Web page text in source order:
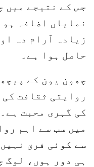
جس کے نتیجے میں
نمایاں اضافہ
زیادہ آرام دہ
حاصل ہوا ہے۔
چھون یون کے
روایتی ثقافت
کی گہری محبت
میں سب سے اہم
سے کوئی فرق
ہی دور ہوں، لوگ